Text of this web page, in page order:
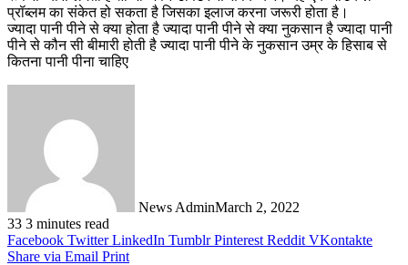
प्रॉब्‍लम का संकेत हो सकता है जिसका इलाज करना जरूरी होता है।
ज्यादा पानी पीने से क्या होता है ज्यादा पानी पीने से क्या नुकसान है ज्यादा पानी
पीने से कौन सी बीमारी होती है ज्यादा पानी पीने के नुकसान उम्र के हिसाब से
कितना पानी पीना चाहिए
News AdminMarch 2, 2022
33 3 minutes read
Facebook Twitter LinkedIn Tumblr Pinterest Reddit VKontakte
Share via Email Print